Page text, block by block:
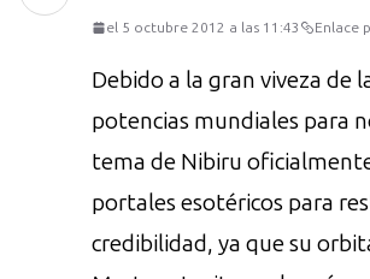
el 5 octubre 2012 a las 11:43 Enlace
Debido a la gran viveza de
potencias mundiales para
tema de Nibiru
portales esotéricos para
credibilidad, ya que su